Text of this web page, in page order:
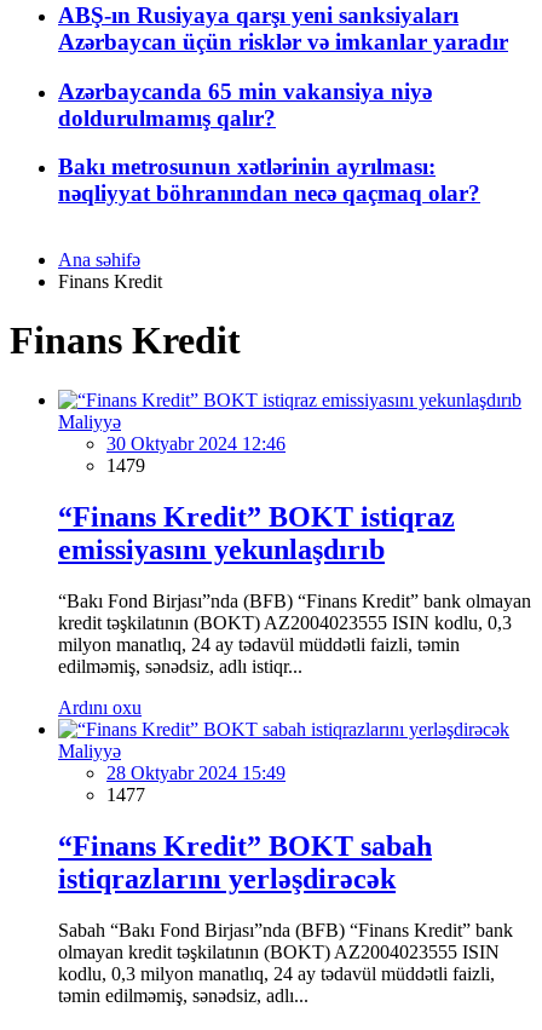
ABŞ-ın Rusiyaya qarşı yeni sanksiyaları
Azərbaycan üçün risklər və imkanlar yaradır
Azərbaycanda 65 min vakansiya niyə
doldurulmamış qalır?
Bakı metrosunun xətlərinin ayrılması:
nəqliyyat böhranından necə qaçmaq olar?
Ana səhifə
Finans Kredit
Finans Kredit
Maliyyə
30 Oktyabr 2024 12:46
1479
“Finans Kredit” BOKT istiqraz
emissiyasını yekunlaşdırıb
“Bakı Fond Birjası”nda (BFB) “Finans Kredit” bank olmayan
kredit təşkilatının (BOKT) AZ2004023555 ISIN kodlu, 0,3
milyon manatlıq, 24 ay tədavül müddətli faizli, təmin
edilməmiş, sənədsiz, adlı istiqr...
Ardını oxu
Maliyyə
28 Oktyabr 2024 15:49
1477
“Finans Kredit” BOKT sabah
istiqrazlarını yerləşdirəcək
Sabah “Bakı Fond Birjası”nda (BFB) “Finans Kredit” bank
olmayan kredit təşkilatının (BOKT) AZ2004023555 ISIN
kodlu, 0,3 milyon manatlıq, 24 ay tədavül müddətli faizli,
təmin edilməmiş, sənədsiz, adlı...